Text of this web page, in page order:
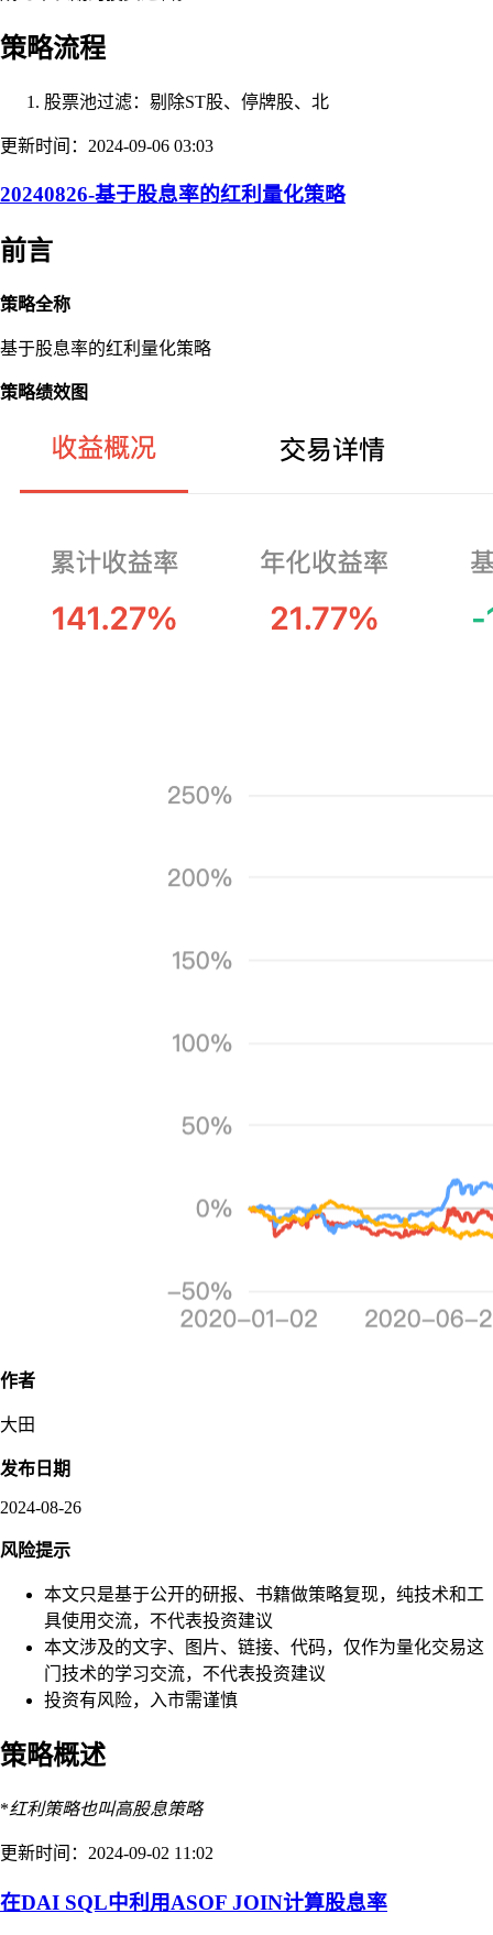
策略流程
股票池过滤：剔除ST股、停牌股、北
更新时间：2024-09-06 03:03
20240826-基于股息率的红利量化策略
前言
策略全称
基于股息率的红利量化策略
策略绩效图
作者
大田
发布日期
2024-08-26
风险提示
本文只是基于公开的研报、书籍做策略复现，纯技术和工
具使用交流，不代表投资建议
本文涉及的文字、图片、链接、代码，仅作为量化交易这
门技术的学习交流，不代表投资建议
投资有风险，入市需谨慎
策略概述
*红利策略也叫高股息策略
更新时间：2024-09-02 11:02
在DAI SQL中利用ASOF JOIN计算股息率